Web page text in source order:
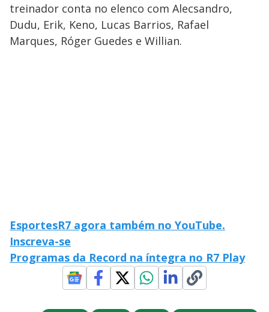
treinador conta no elenco com Alecsandro,
Dudu, Erik, Keno, Lucas Barrios, Rafael
Marques, Róger Guedes e Willian.
EsportesR7 agora também no YouTube.
Inscreva-se
Programas da Record na íntegra no R7 Play